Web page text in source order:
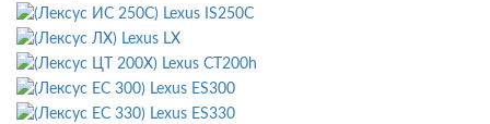
Lexus IS250C
Lexus LX
Lexus CT200h
Lexus ES300
Lexus ES330